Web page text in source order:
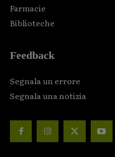
Farmacie
Biblioteche
Feedback
Segnala un errore
Segnala una notizia